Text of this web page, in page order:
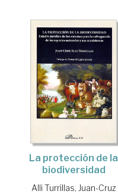
La protección de la
biodiversidad
Alli Turrillas, Juan-Cruz